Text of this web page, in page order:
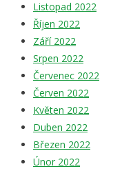
Listopad 2022
Říjen 2022
Září 2022
Srpen 2022
Červenec 2022
Červen 2022
Květen 2022
Duben 2022
Březen 2022
Únor 2022